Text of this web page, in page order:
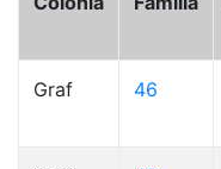
Graf 46